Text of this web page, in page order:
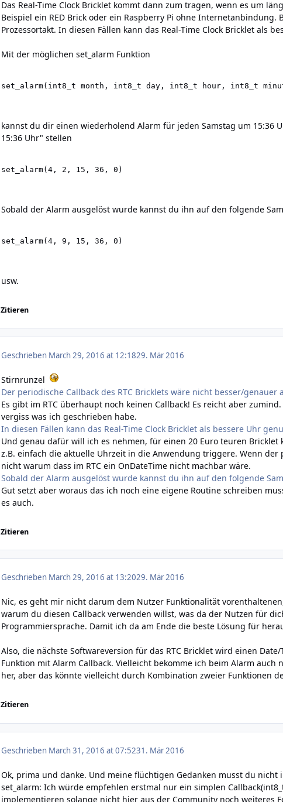
Das Real-Time Clock Bricklet kommt dann zum tragen, wenn es um
Beispiel ein RED Brick oder ein Raspberry Pi ohne
Prozessortakt. In diesen Fällen kann das Real-Time Clock Bricklet als
Mit der möglichen set_alarm Funktion
set_alarm(int8_t month, int8_t day, int8_t hour, int8_t
kannst du dir einen wiederholend Alarm für jeden Samstag um 15:36
15:36 Uhr" stellen
set_alarm(4, 2, 15, 36, 0)
Sobald der Alarm ausgelöst wurde kannst du ihn auf den folgende
set_alarm(4, 9, 15, 36, 0)
usw.
Zitieren
Geschrieben March 29, 2016 at 12:1829. Mär 2016
Stirnrunzel
Der periodische Callback des RTC Bricklets wäre nicht besser/genauer
Es gibt im RTC überhaupt noch keinen Callback! Es reicht aber
vergiss was ich geschrieben habe.
In diesen Fällen kann das Real-Time Clock Bricklet als bessere Uhr
Und genau dafür will ich es nehmen, für einen 20 Euro teuren
z.B. einfach die aktuelle Uhrzeit in die Anwendung triggere. Wenn
nicht warum dass im RTC ein OnDateTime nicht machbar wäre.
Sobald der Alarm ausgelöst wurde kannst du ihn auf den folgende
Gut setzt aber woraus das ich noch eine eigene Routine schreiben
es auch.
Zitieren
Geschrieben March 29, 2016 at 13:2029. Mär 2016
Nic, es geht mir nicht darum dem Nutzer Funktionalität
warum du diesen Callback verwenden willst, was da der Nutzen für
Programmiersprache. Damit ich da am Ende die beste Lösung für
Also, die nächste Softwareversion für das RTC Bricklet wird einen
Funktion mit Alarm Callback. Vielleicht bekomme ich beim Alarm
her, aber das könnte vielleicht durch Kombination zweier Funktionen
Zitieren
Geschrieben March 31, 2016 at 07:5231. Mär 2016
Ok, prima und danke. Und meine flüchtigen Gedanken musst du
set_alarm: Ich würde empfehlen erstmal nur ein simplen
implementieren solange nicht hier aus der Community noch weiteres